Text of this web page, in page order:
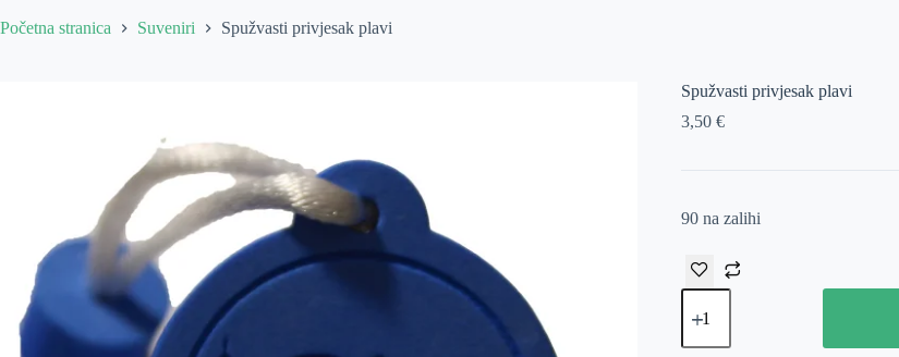
Početna stranica Suveniri Spužvasti privjesak plavi
Spužvasti privjesak plavi
3,50 €
90 na zalihi
Spužvasti
privjesak
količina